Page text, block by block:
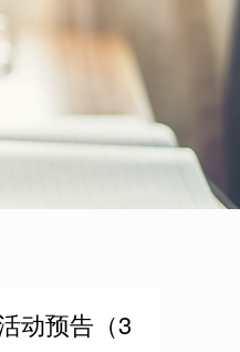
动预告（3